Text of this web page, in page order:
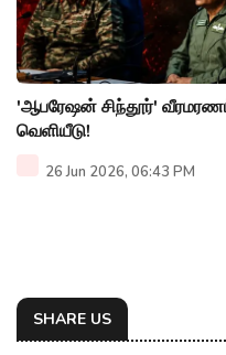
'ஆபரேஷன் சிந்தூர்'
வெளியீடு!
26 Jun 2026, 06:43 PM
SHARE US